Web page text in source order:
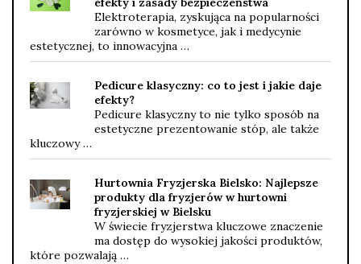
Elektroterapia, zyskująca na popularności
zarówno w kosmetyce, jak i medycynie
estetycznej, to innowacyjna …
Pedicure klasyczny: co to jest i jakie daje
efekty?
Pedicure klasyczny to nie tylko sposób na
estetyczne prezentowanie stóp, ale także
kluczowy …
Hurtownia Fryzjerska Bielsko: Najlepsze
produkty dla fryzjerów w hurtowni
fryzjerskiej w Bielsku
W świecie fryzjerstwa kluczowe znaczenie
ma dostęp do wysokiej jakości produktów,
które pozwalają …